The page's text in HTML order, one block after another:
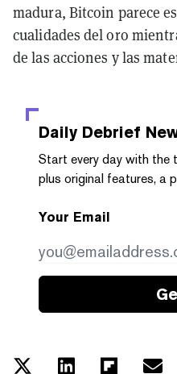
madura, Bitcoin parece
cualidades del oro
de las acciones y las
Daily Debrief
Start every day with the
plus original features, a
Your Email